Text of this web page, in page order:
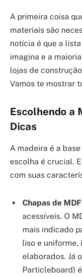
A primeira coisa
materiais são
notícia é que a
imagina e a
lojas de
Vamos te mostrar
Escolhendo a
Dicas
A madeira é a
escolha é crucial.
com suas
Chapas de
acessíveis. O
mais indicado
liso e uniforme,
elaborados. Já
Particleboard)